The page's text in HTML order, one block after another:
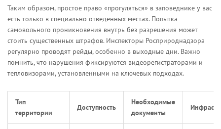
Таким образом, простое право «прогуляться» в заповеднике у вас
есть только в специально отведенных местах. Попытка
самовольного проникновения внутрь без разрешения может
стоить существенных штрафов. Инспекторы Росприроднадзора
регулярно проводят рейды, особенно в выходные дни. Важно
помнить, что нарушения фиксируются видеорегистраторами и
тепловизорами, установленными на ключевых подходах.
Тип
территории
Доступность
Необходимые
документы